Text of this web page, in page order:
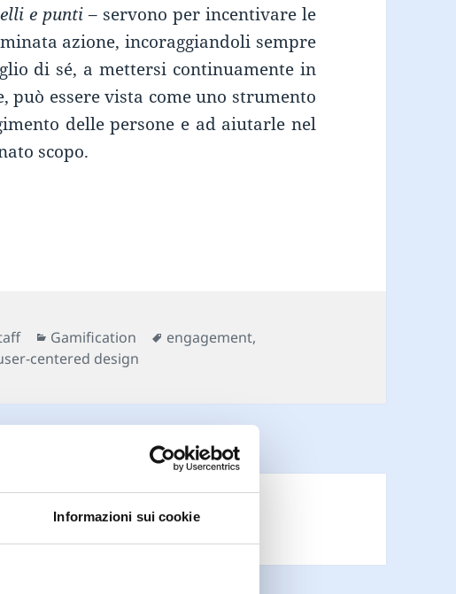
Informazioni sui cookie
e punti – servono per incentivare le
azione, incoraggiandoli sempre
di sé, a mettersi continuamente in
può essere vista come uno strumento
delle persone e ad aiutarle nel
scopo.
E LE SUE STRATEGIE.
Categorie
Gamification Tag
engagement,
centered design